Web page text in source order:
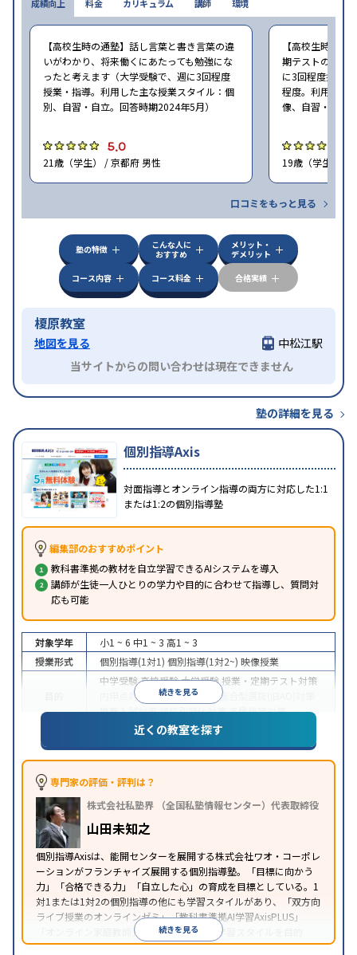
成績向上
【高校生時の通塾】話し言葉と書き言葉の違
いがわかり、将来働くにあたっても勉強にな
ったと考えます（大学受験で、週に3回程度
授業・指導。利用した主な授業スタイル：個
別、自習・自立。回答時期2024年5月）
5.0
21歳（学生） / 京都府 男性
【高校生時の通
期テストの点数
に3回程度授業
程度。利用した
像、自習・自立
19歳（学生） /
口コミをもっと見る
料金 カリキュラム 講師 環境
塾の特徴
こんな人に
おすすめ
メリット・
デメリット
コース内容
コース料金 合格実績
榎原教室
地図を見る
中松江駅
当サイトからの問い合わせは現在できません
塾の詳細を見る
個別指導Axis
対面指導とオンライン指導の両方に対応した1:1
または1:2の個別指導塾
編集部のおすすめポイント
教科書準拠の教材を自立学習できるAIシステムを導入
講師が生徒一人ひとりの学力や目的に合わせて指導し、質問対
応も可能
続きを見る
対象学年 小1 ~ 6 中1 ~ 3 高1 ~ 3
授業形式
個別指導(1対1) 個別指導(1対2~) 映像授業
中学受験高校受験大学受験 授業・定期テスト対策
内申点対策
学習習慣の定着
総合型選抜(旧AO)対策
推薦入試対策学校別特化対策各種検定対策
特徴
授業の振替可能学習にPC・タブレットを利用
ライン対応1科目から受講可能季節講習のみの受講
可
※2023年3月調査。小学校高学年の個別指導塾アンケート調査方法
近くの教室を探す
専門家の評価・評判は？
株式会社私塾界 （全国私塾情報センター）代表取締役
山田未知之
個別指導Axisは、能開センターを展開する株式会社ワオ・コーポレ
ーションがフランチャイズ展開する個別指導塾。「目標に向かう
力」「合格できる力」「自立した心」の育成を目標としている。1
対1または1対2の個別指導の他にも学習スタイルがあり、「双方向
ライブ授業のオンラインゼミ」「教科書準拠AI学習AxisPLUS」
「オンライン家庭教師」など、さまざまな学習スタイルを目的
別・科目別に選択することができる。
続きを見る